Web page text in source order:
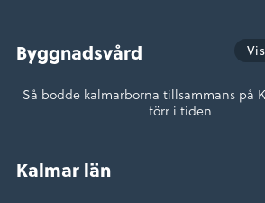
Byggnadsvård
Så bodde kalmarborna tillsammans på
förr i tiden
Kalmar län